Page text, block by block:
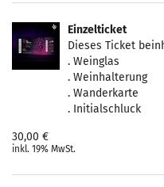
Einzelticket
Dieses Ticket
. Weinglas
. Weinhalterung
. Wanderkarte
. Initialschluck
30,00 €
inkl. 19% MwSt.